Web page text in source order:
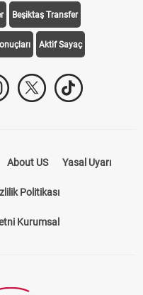
Beşiktaş Transfer
Aktif Sayaç
About US Yasal Uyarı
Politikası
Kurumsal